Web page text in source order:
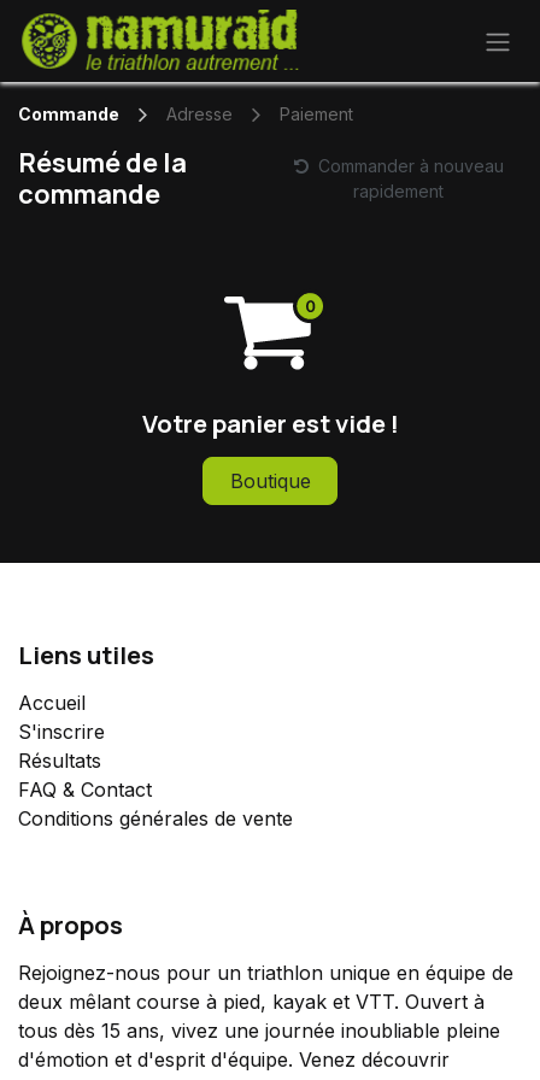
Se rendre au contenu
Commande Adresse Paiement
Résumé de la
commande
Commander à nouveau
rapidement
Votre panier est vide !
Boutique
Liens utiles
Accueil
S'inscrire
Résultats
FAQ & Contact
Conditions générales de vente
À propos
Rejoignez-nous pour un triathlon unique en équipe de
deux mêlant course à pied, kayak et VTT. Ouvert à
tous dès 15 ans, vivez une journée inoubliable pleine
d'émotion et d'esprit d'équipe. Venez découvrir